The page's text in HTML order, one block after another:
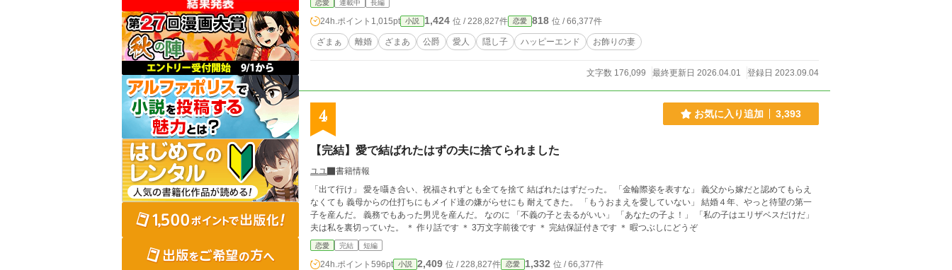
恋愛 連載中 長編
24h.ポイント 1,015pt 小説 1,424 位 / 228,827件 恋愛 818 位 / 66,377件
ざまぁ 離婚 ざまあ 公爵 愛人 隠し子 ハッピーエンド お飾りの妻
文字数 176,099 最終更新日 2026.04.01 登録日 2023.09.04
4 お気に入り追加 3,393
【完結】愛で結ばれたはずの夫に捨てられました
ユユ
書籍情報
「出て行け」 愛を囁き合い、祝福されずとも全てを捨て 結ばれたはずだった。 「金輪際姿を表すな」 義父から嫁だと認めてもらえ
なくても 義母からの仕打ちにもメイド達の嫌がらせにも 耐えてきた。 「もうおまえを愛していない」 結婚４年、やっと待望の第一
子を産んだ。 義務でもあった男児を産んだ。 なのに 「不義の子と去るがいい」 「あなたの子よ！」 「私の子はエリザベスだけだ」
夫は私を裏切っていた。 ＊ 作り話です ＊ 3万文字前後です ＊ 完結保証付きです ＊ 暇つぶしにどうぞ
恋愛 完結 短編
24h.ポイント 596pt 小説 2,409 位 / 228,827件 恋愛 1,332 位 / 66,377件